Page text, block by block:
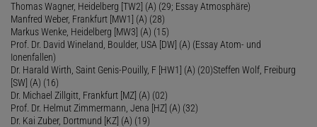
Thomas Wagner, Heidelberg [TW2] (A) (29; Essay Atmosphäre)
Manfred Weber, Frankfurt [MW1] (A) (28)
Markus Wenke, Heidelberg [MW3] (A) (15)
Prof. Dr. David Wineland, Boulder, USA [DW] (A) (Essay Atom- und
Ionenfallen)
Dr. Harald Wirth, Saint Genis-Pouilly, F [HW1] (A) (20)Steffen Wolf, Freiburg
[SW] (A) (16)
Dr. Michael Zillgitt, Frankfurt [MZ] (A) (02)
Prof. Dr. Helmut Zimmermann, Jena [HZ] (A) (32)
Dr. Kai Zuber, Dortmund [KZ] (A) (19)